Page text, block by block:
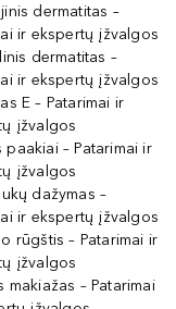
dermatitas –
ir ekspertų įžvalgos
dermatitas –
ir ekspertų įžvalgos
E – Patarimai ir
įžvalgos
paakiai – Patarimai ir
įžvalgos
dažymas –
ir ekspertų įžvalgos
rūgštis – Patarimai ir
įžvalgos
makiažas – Patarimai